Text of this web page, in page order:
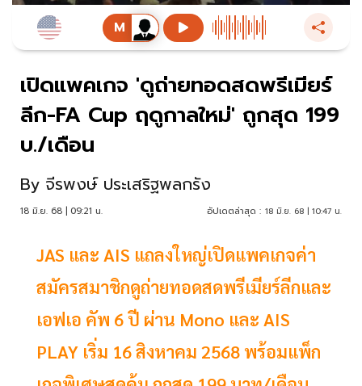
เปิดแพคเกจ 'ดูถ่ายทอดสดพรีเมียร์
ลีก-FA Cup ฤดูกาลใหม่' ถูกสุด 199
บ./เดือน
By จีรพงษ์ ประเสริฐพลกรัง
18 มิ.ย. 68 | 09:21 น. อัปเดตล่าสุด : 18 มิ.ย. 68 | 10:47 น.
JAS และ AIS แถลงใหญ่เปิดแพคเกจค่า
สมัครสมาชิกดูถ่ายทอดสดพรีเมียร์ลีกและ
เอฟเอ คัพ 6 ปี ผ่าน Mono และ AIS
PLAY เริ่ม 16 สิงหาคม 2568 พร้อมแพ็ก